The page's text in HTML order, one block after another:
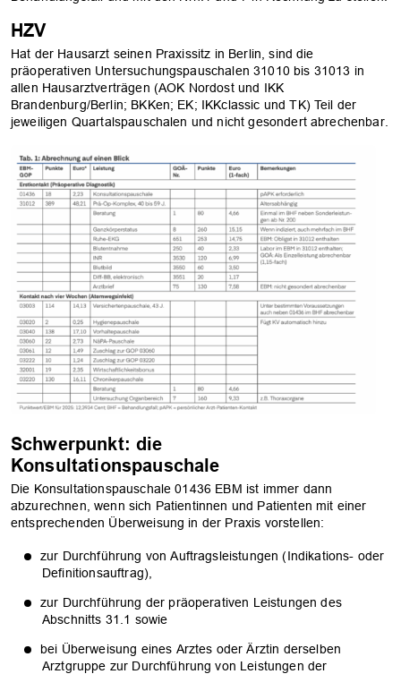
OK
HZV
Hat der Hausarzt seinen Praxissitz in Berlin, sind die
präoperativen Untersuchungspauschalen 31010 bis 31013 in
allen Hausarztverträgen (AOK Nordost und IKK
Brandenburg/Berlin; BKKen; EK; IKKclassic und TK) Teil der
jeweiligen Quartalspauschalen und nicht gesondert abrechenbar.
Schwerpunkt: die
Konsultationspauschale
Die Konsultationspauschale 01436 EBM ist immer dann
abzurechnen, wenn sich Patientinnen und Patienten mit einer
entsprechenden Überweisung in der Praxis vorstellen:
zur Durchführung von Auftragsleistungen (Indikations- oder
Definitionsauftrag),
zur Durchführung der präoperativen Leistungen des
Abschnitts 31.1 sowie
bei Überweisung eines Arztes oder Ärztin derselben
Arztgruppe zur Durchführung von Leistungen der